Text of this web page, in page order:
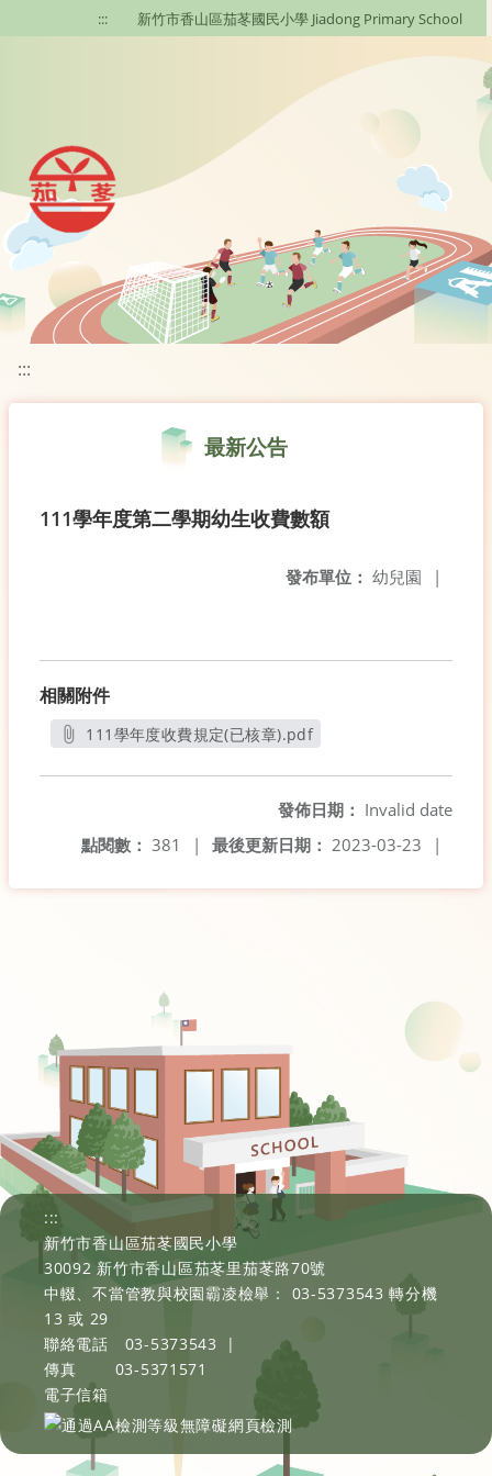
移至網頁之主要內容區位置
::: 新竹市香山區茄苳國民小學 Jiadong Primary School
:::
最新公告
111學年度第二學期幼生收費數額
發布單位： 幼兒園 |
相關附件
111學年度收費規定(已核章).pdf
發佈日期： Invalid date
最後更新日期： 2023-03-23 |
點閱數： 381 |
:::
新竹市香山區茄苳國民小學
30092 新竹市香山區茄苳里茄苳路70號
中輟、不當管教與校園霸凌檢舉： 03-5373543 轉分機
13 或 29
聯絡電話
03-5373543
|
傳真
03-5371571
電子信箱